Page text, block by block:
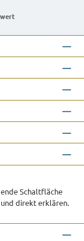
Schaltfläche
direkt erklären.